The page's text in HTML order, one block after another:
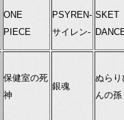
ONE
PIECE
PSYREN-
サイレン-
SKET
保健室の死
神
銀魂
ぬらり
んの孫